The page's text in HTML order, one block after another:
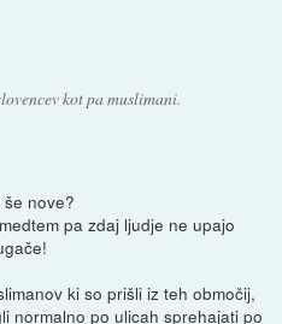
kot pa muslimani.
nove?
pa zdaj ljudje ne upajo
ki so prišli iz teh območij,
normalno po ulicah sprehajati po